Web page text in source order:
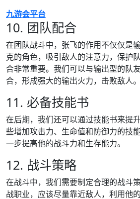
九游会平台
10. 团队配合
在团队战斗中，张飞的作用不仅仅是
克的角色，吸引敌人的注意力，保护
合非常重要。我们可以与输出型的队
合，形成强大的输出火力，击败敌人。
11. 必备技能书
在后期，我们还可以通过技能书来提
些增加攻击力、生命值和防御力的技
一步提高他的战斗力和生存能力。
12. 战斗策略
在战斗中，我们需要制定合理的战斗
战职业，应该尽量靠近敌人，利用他